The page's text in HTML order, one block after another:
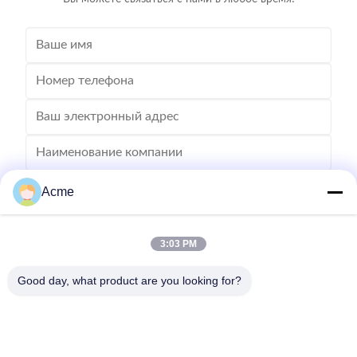
Отправьте
Acme
3:03 PM
Good day, what product are you looking for?